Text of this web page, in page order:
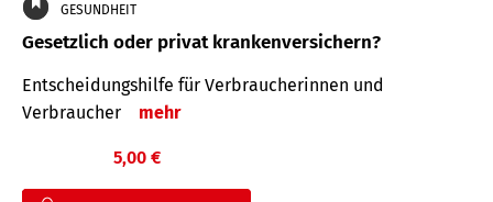
GESUNDHEIT
Gesetzlich oder privat krankenversichern?
Entscheidungshilfe für Verbraucherinnen und
Verbraucher
mehr
5,00 €